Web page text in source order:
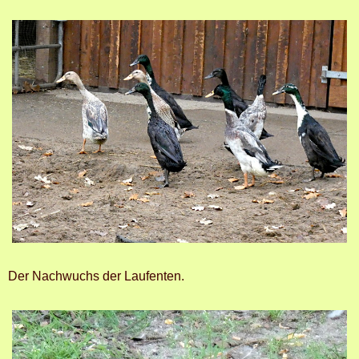
Der Nachwuchs der Laufenten.